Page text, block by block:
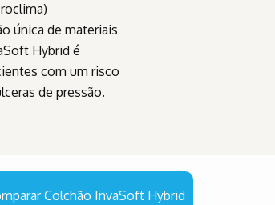
única de materiais
Hybrid é
com um risco
de pressão.
Colchão InvaSoft Hybrid